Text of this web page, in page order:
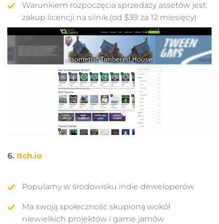
Warunkiem rozpoczęcia sprzedaży assetów jest
zakup licencji na silnik (od $39 za 12 miesięcy)
6. Itch.io
Popularny w środowisku indie deweloperów
Ma swoją społeczność skupioną wokół
niewielkich projektów i game jamów